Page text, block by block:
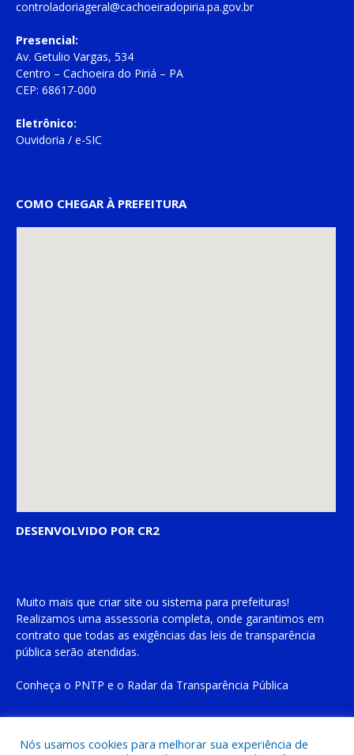
controladoriageral@cachoeiradopiria.pa.gov.br
Presencial:
Av. Getulio Vargas, 534
Centro – Cachoeira do Piriá – PA
CEP: 68617-000
Eletrônico:
Ouvidoria / e-SIC
COMO CHEGAR À PREFEITURA
DESENVOLVIDO POR CR2
Muito mais que criar site ou sistema para prefeituras!
Realizamos uma assessoria completa, onde garantimos em
contrato que todas as exigências das leis de transparência
pública serão atendidas.
Conheça o PNTP e o Radar da Transparência Pública
Nós usamos cookies para melhorar sua experiência de